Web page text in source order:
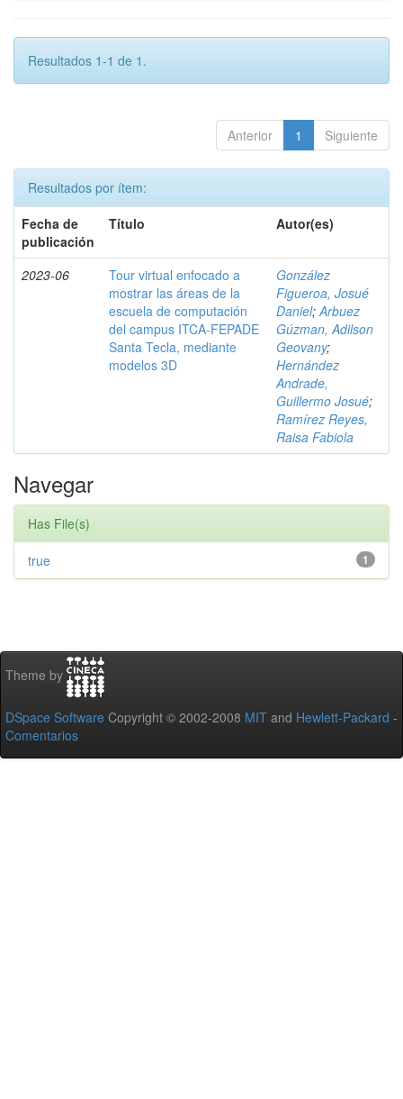
Resultados 1-1 de 1.
Anterior 1 Siguiente
Resultados por ítem:
Fecha de
publicación
Título Autor(es)
2023-06
Tour virtual enfocado a
mostrar las áreas de la
escuela de computación
del campus ITCA-FEPADE
Santa Tecla, mediante
modelos 3D
González
Figueroa, Josué
Daniel;Arbuez
Gúzman, Adilson
Geovany;
Hernández
Andrade,
Guillermo Josué;
Ramírez Reyes,
Raisa Fabiola
Navegar
Has File(s)
1
true
Theme by
DSpace Software Copyright © 2002-2008 MIT and Hewlett-Packard -
Comentarios